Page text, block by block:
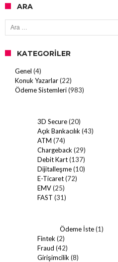
ARA
Arama:
KATEGORILER
Genel (4)
Konuk Yazarlar(22)
Ödeme Sistemleri(983)
3D Secure(20)
Açık Bankacılık (43)
ATM (74)
Chargeback (29)
Debit Kart(137)
Dijitalleşme(10)
E-Ticaret(72)
EMV(25)
FAST (31)
Ödeme İste(1)
Fintek (2)
Fraud (42)
Girişimcilik (8)